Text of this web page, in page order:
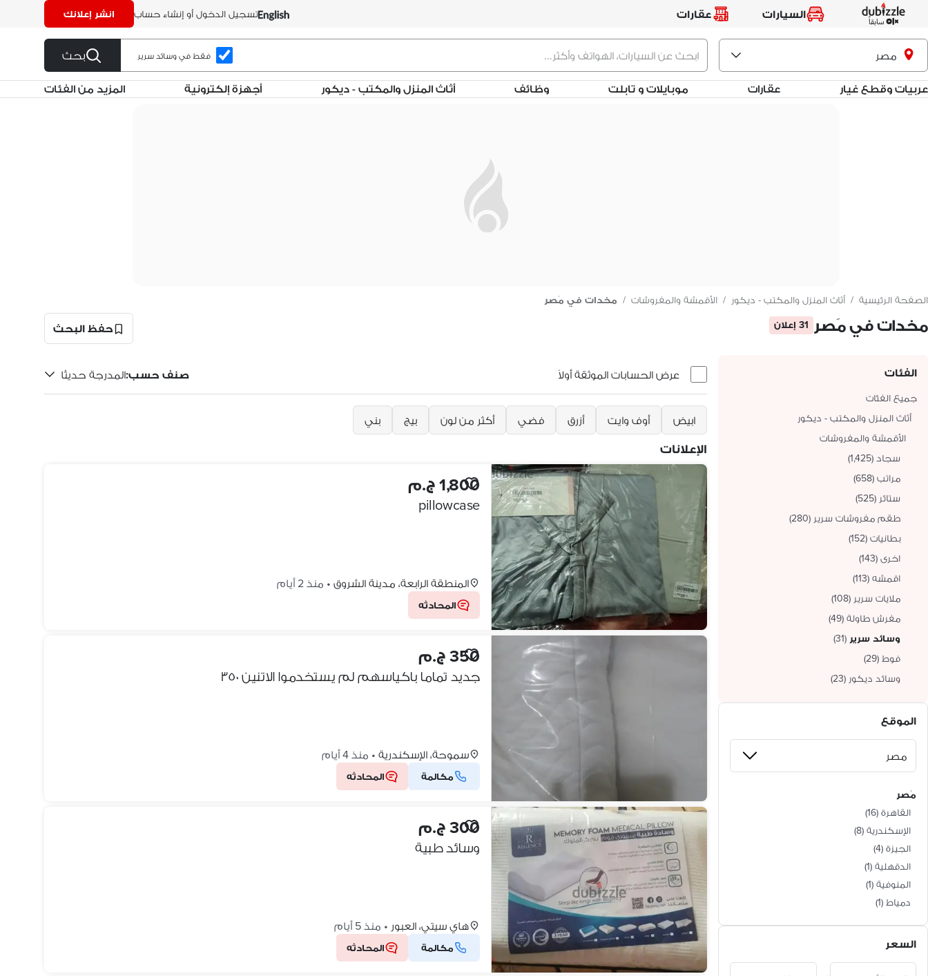
السيارات عقارات تسجيل الدخول أو إنشاء حساب انشر إعلانك
مصر فقط في وسائد سرير بحث
عربيات وقطع غيار عقارات موبايلات و تابلت وظائف أثاث المنزل والمكتب - ديكور أجهزة إلكترونية المزيد من الفئات
الصفحة الرئيسية / أثاث المنزل والمكتب - ديكور / الأقمشة والمفروشات / مخدات في مَصر
مخدات في مَصر 31 إعلان حفظ البحث
الفئات
جميع الفئات
أثاث المنزل والمكتب - ديكور
الأقمشة والمفروشات
سجاد (
1,425
)
مراتب (
658
)
ستائر (
525
)
طقم مفروشات سرير (
280
)
بطانيات (
152
)
اخرى (
143
)
اقمشه (
113
)
ملايات سرير (
108
)
مفرش طاولة (
49
)
وسائد سرير (
31
)
فوط (
29
)
وسائد ديكور (
23
)
الموقع
مَصر
القاهرة (
16
)
الإسكندرية (
8
)
الجيزة (
4
)
الدقهلية (
1
)
المنوفية (
1
)
دمياط (
1
)
السعر
عرض الحسابات الموثقة أولاً صنف حسب:المدرجة حديثًا
ابيض أوف وايت أزرق فضي أكثر من لون بيج بني
الإعلانات
1,800 ج.م
pillowcase
المنطقة الرابعة، مدينة الشروق • منذ 2 أيام
المحادثه
350 ج.م
جديد تماما باكياسهم لم يستخدموا الاتنين ٣٥٠
سموحة، الإسكندرية • منذ 4 أيام
مكالمة المحادثه
300 ج.م
وسائد طبية
هاي سيتي، العبور • منذ 5 أيام
مكالمة المحادثه